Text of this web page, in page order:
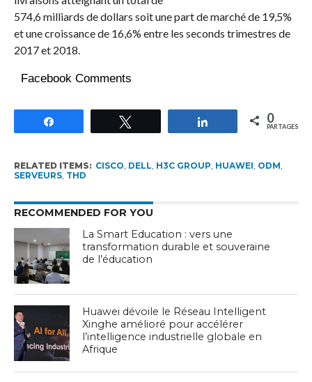
574,6 milliards de dollars soit une part de marché de 19,5%
et une croissance de 16,6% entre les seconds trimestres de
2017 et 2018.
Facebook Comments
Partagez 0
PARTAGES
RELATED ITEMS: CISCO, DELL, H3C GROUP, HUAWEI, ODM,
SERVEURS, THD
RECOMMENDED FOR YOU
La Smart Education : vers une
transformation durable et souveraine
de l’éducation
Huawei dévoile le Réseau Intelligent
Xinghe amélioré pour accélérer
l’intelligence industrielle globale en
Afrique